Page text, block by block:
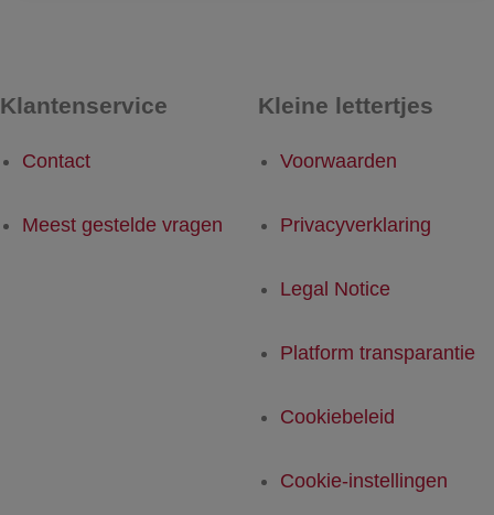
Klantenservice
Contact
Meest gestelde vragen
Kleine lettertjes
Voorwaarden
Privacyverklaring
Legal Notice
Platform transparantie
Cookiebeleid
Cookie-instellingen